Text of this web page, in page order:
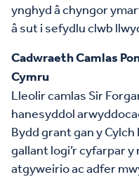
ynghyd â chyngor
â sut i sefydlu clwb
Cadwraeth Camlas
Cymru
Lleolir camlas Sir
hanesyddol
Bydd grant gan y
gallant logi’r cyfarpar
atgyweirio ac adfer